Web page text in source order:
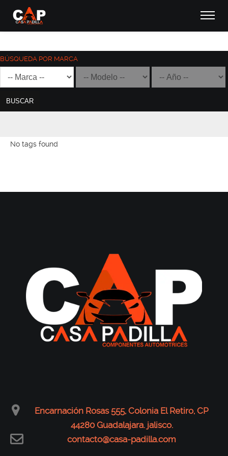
BÚSQUEDA POR MARCA
BUSCAR
No tags found
Encarnación Rosas 555, Colonia El Retiro, CP
44280 Guadalajara. jalisco.
contacto@casa-padilla.com